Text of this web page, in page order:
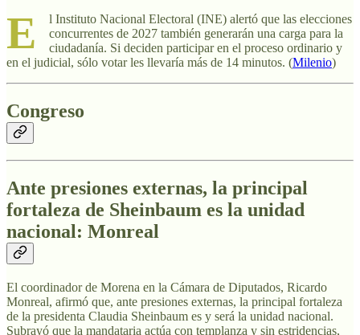
E
l Instituto Nacional Electoral (INE) alertó que las elecciones
concurrentes de 2027 también generarán una carga para la
ciudadanía. Si deciden participar en el proceso ordinario y
en el judicial, sólo votar les llevaría más de 14 minutos. (Milenio)
Congreso
Ante presiones externas, la principal
fortaleza de Sheinbaum es la unidad
nacional: Monreal
El coordinador de Morena en la Cámara de Diputados, Ricardo
Monreal, afirmó que, ante presiones externas, la principal fortaleza
de la presidenta Claudia Sheinbaum es y será la unidad nacional.
Subrayó que la mandataria actúa con templanza y sin estridencias,